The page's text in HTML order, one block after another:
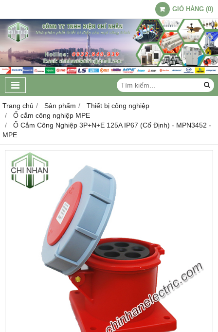
GIỎ HÀNG (0)
Trang chủ Sản phẩm
Thiết bị công nghiệp
Ổ cắm công nghiệp MPE
Ổ Cắm Công Nghiệp 3P+N+E 125A IP67 (Cố Định) - MPN3452 -
MPE